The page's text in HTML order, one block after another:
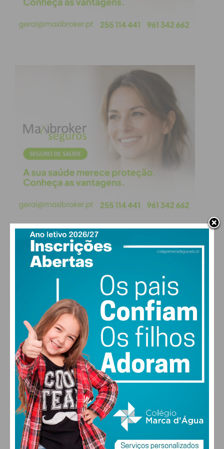
representa uma oportunidade única de afirmação e
de partilha do seu trabalho com uma audiência
Subscreva a newsletter do
Imediato
Assine nossa newsletter por e-mail e
obtenha de forma regular a informação
atualizada.
condições
PAÇOS DE FERREIRA
°
clear sky
53% humidade
vento: 2m/s ONO
MAX 24 • MIN 24
30°
QUI
30
SEX
29°
SÁB
28 °
DOM
ALTERAR